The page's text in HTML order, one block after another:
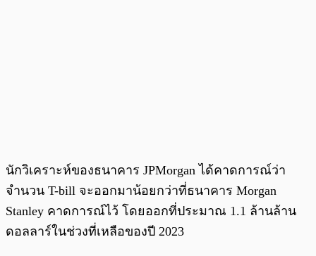
นักวิเคราะห์ของธนาคาร JPMorgan ได้คาดการณ์ว่า
จำนวน T-bill จะออกมาน้อยกว่าที่ธนาคาร Morgan
Stanley คาดการณ์ไว้ โดยออกที่ประมาณ 1.1 ล้านล้าน
ดอลลาร์ในช่วงที่เหลือของปี 2023